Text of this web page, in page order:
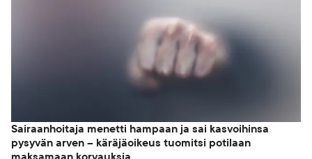
Sairaanhoitaja menetti hampaan ja sai kasvoihinsa
pysyvän arven – käräjäoikeus tuomitsi potilaan